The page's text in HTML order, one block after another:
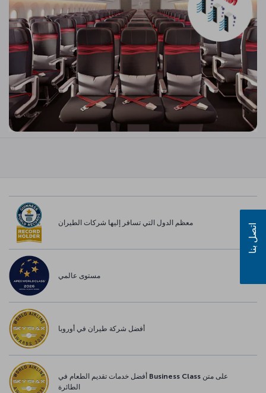
معظم الدول التي تسافر إليها شركات الطيران
مستوى عالمي
أفضل شركة طيران في أوروبا
أفضل خدمات تقديم الطعام في Business Class على متن
الطائرة
اتصل بنا